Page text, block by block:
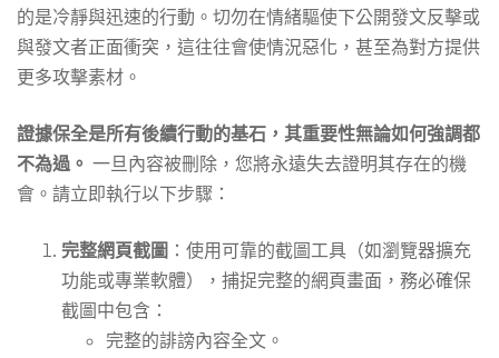
的是冷靜與迅速的行動。切勿在情緒驅使下公開發文反擊或
與發文者正面衝突，這往往會使情況惡化，甚至為對方提供
更多攻擊素材。
證據保全是所有後續行動的基石，其重要性無論如何強調都
不為過。 一旦內容被刪除，您將永遠失去證明其存在的機
會。請立即執行以下步驟：
完整網頁截圖 ：使用可靠的截圖工具（如瀏覽器擴充
功能或專業軟體），捕捉完整的網頁畫面，務必確保
截圖中包含：
完整的誹謗內容全文。